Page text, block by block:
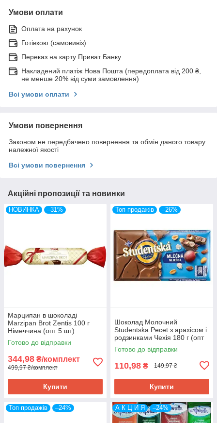
Умови оплати
Оплата на рахунок
Готівкою (самовивіз)
Переказ на карту Приват Банку
Накладений платіж Нова Пошта (передоплата від 200 ₴,
не менше 20% від суми замовлення)
Всі умови оплати
Умови повернення
Законом не передбачено повернення та обмін даного товару
належної якості
Всі умови повернення
Акційні пропозиції та новинки
НОВИНКА –31%
Марципан в шоколаді
Marzipan Brot Zentis 100 г
Німеччина (опт 5 шт)
Готово до відправки
344,98 ₴/комплект
499,97 ₴/комплект
Купити
Топ продажів –26%
Шоколад Молочний
Studentska Pecet з арахісом і
родзинками Чехія 180 г (опт
5 шт)
Готово до відправки
110,98 ₴ 149,97 ₴
Купити
Топ продажів –24% А К Ц И Я –24%